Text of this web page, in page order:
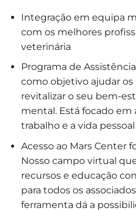
Integração em equipa
com os melhores
veterinária
Programa de
como objetivo ajudar os
revitalizar o seu bem-
mental. Está focado em
trabalho e a vida pessoal
Acesso ao Mars Center
Nosso campo virtual
recursos e educação
para todos os
ferramenta dá a